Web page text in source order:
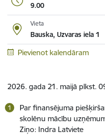
9.00
Vieta
Bauska, Uzvaras iela 1
Pievienot kalendāram
2026. gada 21. maijā plkst.
Par finansējuma
skolēnu mācību
Ziņo: Indra Latviete